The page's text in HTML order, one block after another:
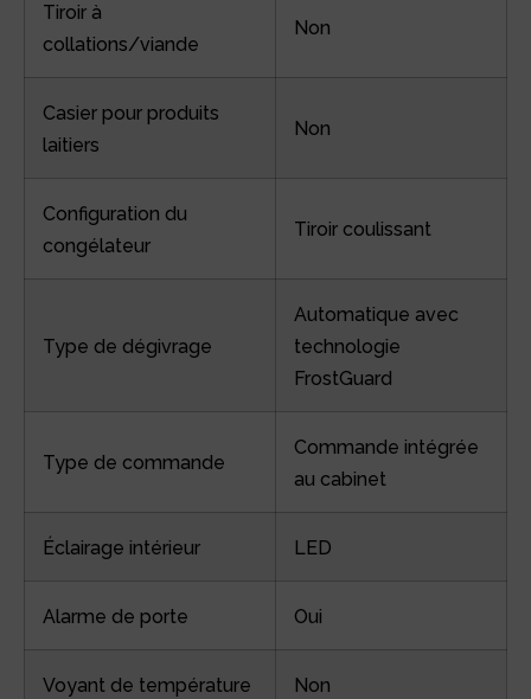
Tiroir à
collations/viande
Non
Casier pour produits
laitiers
Non
Configuration du
congélateur
Tiroir coulissant
Type de dégivrage
Automatique avec
technologie
FrostGuard
Type de commande
Commande intégrée
au cabinet
Éclairage intérieur LED
Alarme de porte Oui
Voyant de température Non